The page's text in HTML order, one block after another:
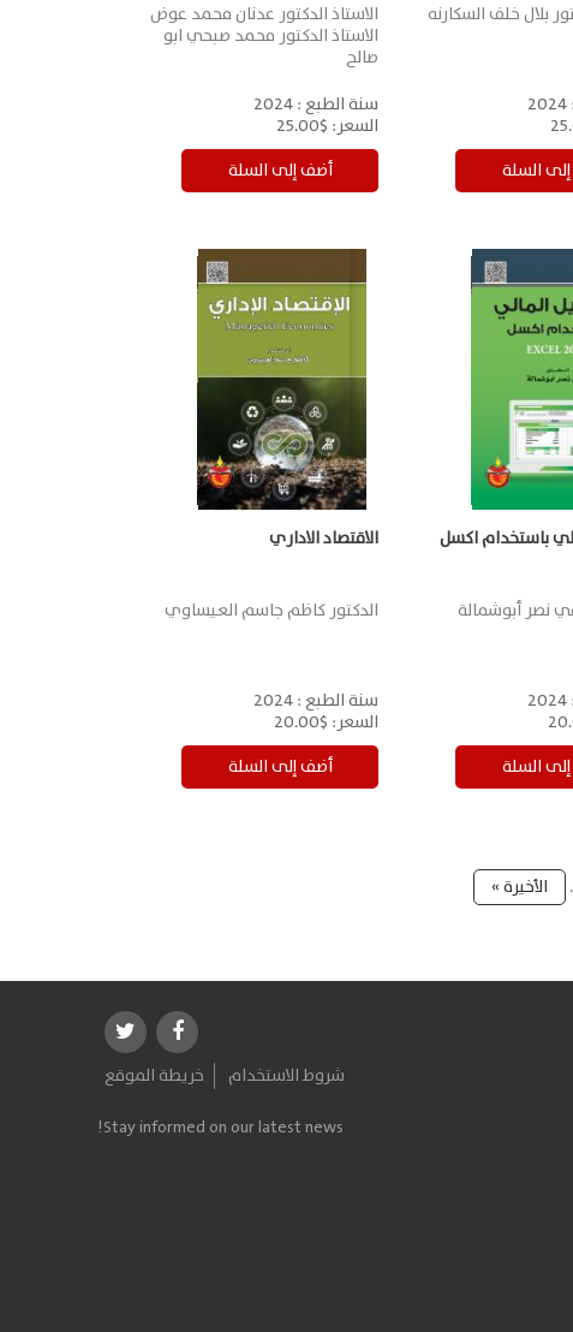
بلال خلف السكارنه
2024
الاستاذ الدكتور عدنان محمد عوض
الاستاذ الدكتور محمد صبحي ابو
صالح
سنة الطبع :2024
السعر: $25.00
باستخدام اكسل
نصر أبوشمالة
2024
الاقتصاد الاداري
الدكتور كاظم جاسم العيساوي
سنة الطبع :2024
السعر: $20.00
الأخيرة »
شروط الاستخدام
خريطة الموقع
Stay informed on our latest news!